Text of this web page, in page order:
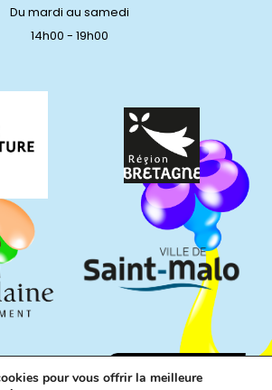
Du mardi au samedi
14h00 - 19h00
pour vous offrir la meilleure